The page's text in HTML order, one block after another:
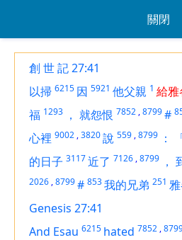
關閉
創 世 記 27:41
以掃 6215 因 5921 他父親 1 給
福 1293 ， 就怨恨 7852 ,8799#
心裡 9002 ,3820說 559 ,8799 ：
的日子 3117近了 7126 ,8799 ，
2026 ,8799# 853我的兄弟 251
Genesis 27:41
And Esau 6215 hated 7852 ,